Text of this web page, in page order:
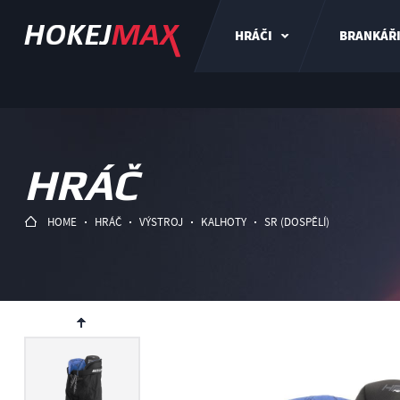
HRÁČI
HRÁČ
HOME HRÁČ VÝSTROJ KALHOTY SR (DOSPĚLÍ)